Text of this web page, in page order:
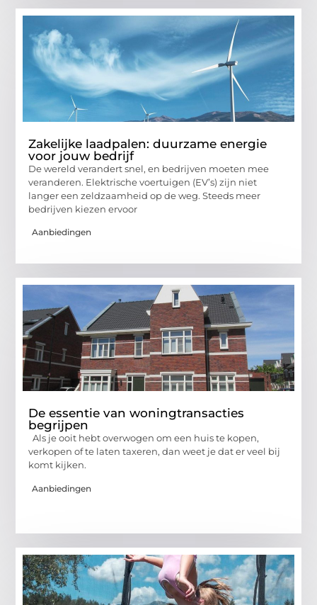
Zakelijke laadpalen: duurzame energie
voor jouw bedrijf
De wereld verandert snel, en bedrijven moeten mee
veranderen. Elektrische voertuigen (EV’s) zijn niet
langer een zeldzaamheid op de weg. Steeds meer
bedrijven kiezen ervoor
Aanbiedingen
De essentie van woningtransacties
begrijpen
Als je ooit hebt overwogen om een huis te kopen,
verkopen of te laten taxeren, dan weet je dat er veel bij
komt kijken.
Aanbiedingen